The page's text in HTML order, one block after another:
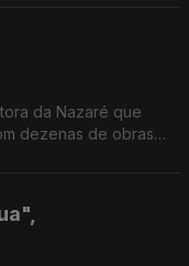
da Nazaré que
dezenas de obras